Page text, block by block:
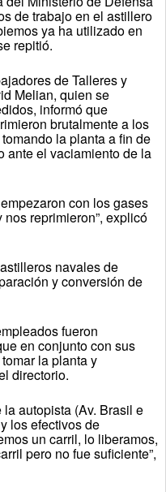
de trabajo en el astillero
ya ha utilizado en
repitió.
de Talleres y
Melian, quien se
informó que
brutalmente a los
la planta a fin de
ante el vaciamiento de la
con los gases
reprimieron”, explicó
navales de
y conversión de
fueron
en conjunto con sus
la planta y
directorio.
autopista (Av. Brasil e
los efectivos de
un carril, lo liberamos,
pero no fue suficiente”,